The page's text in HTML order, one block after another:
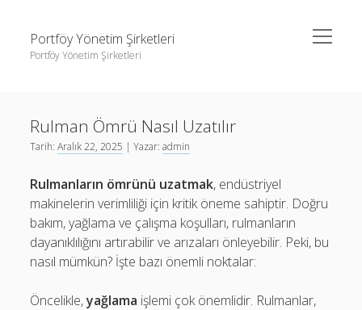
Portföy Yönetim Şirketleri
Portföy Yönetim Şirketleri
menüyü
aç
Sayfa Listesi
Youtube Beğeni Gönderme Hilesi
Sayfa Listesi
Youtube Beğeni Gönderme Hilesi
Rulman Ömrü Nasıl Uzatılır
Tarih:Aralık 22, 2025 | Yazar:admin
Rulmanların ömrünü uzatmak, endüstriyel
makinelerin verimliliği için kritik öneme sahiptir. Doğru
bakım, yağlama ve çalışma koşulları, rulmanların
dayanıklılığını artırabilir ve arızaları önleyebilir. Peki, bu
nasıl mümkün? İşte bazı önemli noktalar:
Öncelikle,yağlama işlemi çok önemlidir. Rulmanlar,